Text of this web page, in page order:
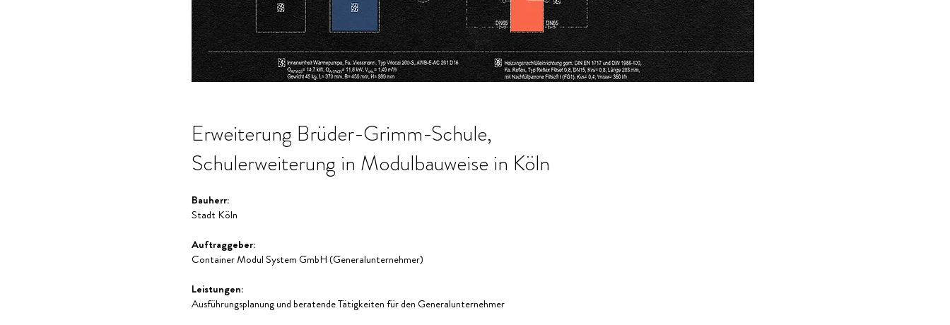
Erweiterung Brüder-Grimm-Schule,
Schulerweiterung in Modulbauweise in Köln
Bauherr:
Stadt Köln
Auftraggeber:
Container Modul System GmbH (Generalunternehmer)
Leistungen:
Ausführungsplanung und beratende Tätigkeiten für den Generalunternehmer